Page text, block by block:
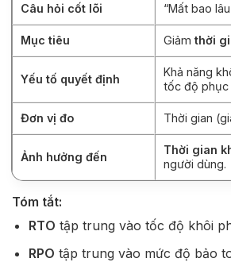
Câu hỏi cốt lõi “Mất bao
Mục tiêu Giảm thời
Yếu tố quyết định
Khả năng
tốc độ phục
Đơn vị đo Thời gian
Ảnh hưởng đến
Thời gian
người dùng.
Tóm tắt:
RTO tập trung vào tốc độ khôi
RPO tập trung vào mức độ bảo